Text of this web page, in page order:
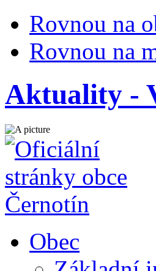
Rovnou na
Rovnou na
Aktuality -
Obec